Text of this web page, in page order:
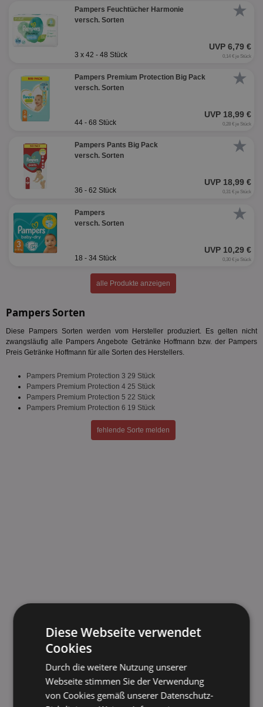
★
Pampers Feuchtücher Harmonie
versch. Sorten
UVP 6,79 €
3 x 42 - 48 Stück 0,14 € je Stück
★
Pampers Premium Protection Big Pack
versch. Sorten
UVP 18,99 €
44 - 68 Stück 0,28 € je Stück
★
Pampers Pants Big Pack
versch. Sorten
UVP 18,99 €
36 - 62 Stück 0,31 € je Stück
★
Pampers
versch. Sorten
UVP 10,29 €
18 - 34 Stück 0,30 € je Stück
alle Produkte anzeigen
Pampers Sorten
Diese Pampers Sorten werden vom Hersteller produziert. Es gelten nicht
zwangsläufig alle Pampers Angebote Getränke Hoffmann bzw. der Pampers
Preis Getränke Hoffmann für alle Sorten des Herstellers.
Pampers Premium Protection 3 29 Stück
Pampers Premium Protection 4 25 Stück
Pampers Premium Protection 5 22 Stück
Pampers Premium Protection 6 19 Stück
fehlende Sorte melden
Diese Webseite verwendet
Cookies
Durch die weitere Nutzung unserer
Webseite stimmen Sie der Verwendung
von Cookies gemäß unserer Datenschutz-